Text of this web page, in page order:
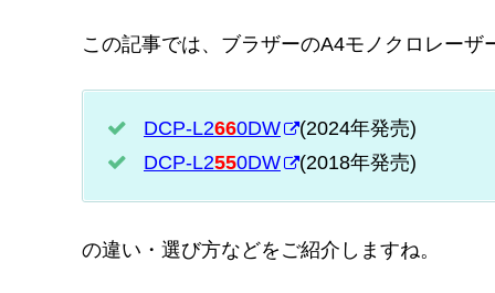
この記事では、ブラザーのA4モノクロレーザ
DCP-L2660DW
(2024年発売)
DCP-L2550DW (2018年発売)
の違い・選び方などをご紹介しますね。